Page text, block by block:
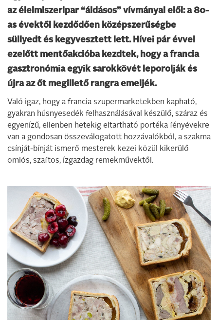
az élelmiszeripar “áldásos” vívmányai elől: a 80-
as évektől kezdődően középszerűségbe
süllyedt és kegyvesztett lett. Hívei pár évvel
ezelőtt mentőakcióba kezdtek, hogy a francia
gasztronómia egyik sarokkövét leporolják és
újra az őt megillető rangra emeljék.
Való igaz, hogy a francia szupermarketekben kapható,
gyakran húsnyesedék felhasználásával készülő, száraz és
egyenízű, ellenben hetekig eltartható portéka fényévekre
van a gondosan összeválogatott hozzávalókból, a szakma
csínját-bínját ismerő mesterek kezei közül kikerülő
omlós, szaftos, ízgazdag remekművektől.